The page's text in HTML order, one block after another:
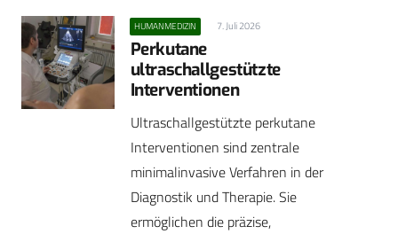
HUMANMEDIZIN 7. Juli 2026
Perkutane
ultraschallgestützte
Interventionen
Ultraschallgestützte perkutane
Interventionen sind zentrale
minimalinvasive Verfahren in der
Diagnostik und Therapie. Sie
ermöglichen die präzise,